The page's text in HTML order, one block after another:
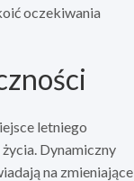
oczekiwania
letniego
Dynamiczny
na zmieniające